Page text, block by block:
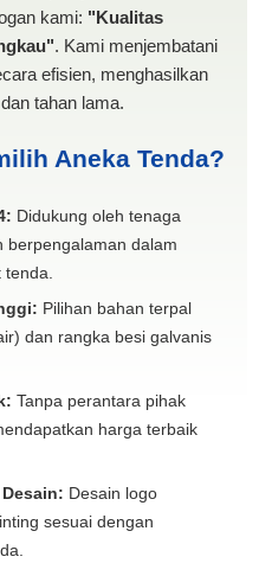
kami: "Kualitas
. Kami menjembatani
efisien, menghasilkan
tahan lama.
Aneka Tenda?
Didukung oleh tenaga
berpengalaman dalam
Pilihan bahan terpal
dan rangka besi galvanis
Tanpa perantara pihak
harga terbaik
Desain logo
sesuai dengan